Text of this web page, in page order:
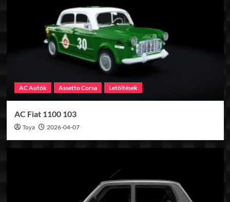
AC Autók Assetto Corsa Letöltések
AC Fiat 1100 103
Toya 2026-04-07